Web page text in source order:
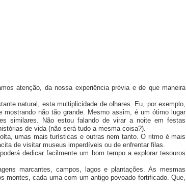
atenção, da nossa experiência prévia e de que maneira
natural, esta multiplicidade de olhares. Eu, por exemplo,
mostrando não tão grande. Mesmo assim, é um ótimo lugar
similares. Não estou falando de virar a noite em festas
de vida (não será tudo a mesma coisa?).
umas mais turísticas e outras nem tanto. O ritmo é mais
de visitar museus imperdíveis ou de enfrentar filas.
dedicar facilmente um bom tempo a explorar tesouros
marcantes, campos, lagos e plantações. As mesmas
cada uma com um antigo povoado fortificado. Que,